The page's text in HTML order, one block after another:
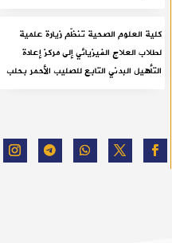
كلية العلوم الصحية تنظّم زيارة علمية
لطلاب العلاج الفيزيائي إلى مركز إعادة
التأهيل البدني التابع للصليب الأحمر بحلب